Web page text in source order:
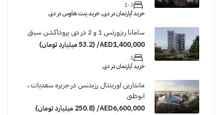
1-3
خرید آپارتمان در دبی, خرید پنت هاوس در دبی
سامانا ریزورتس 1 و 2 در دبی پروداکشن سیتی
AED1,400,000/ (53.2 میلیارد تومان)
1
خرید آپارتمان در دبی
ماندارین اورینتال رزیدنس در جزیره سعدیات ،
ابوظبی
AED6,600,000/ (250.8 میلیارد تومان)